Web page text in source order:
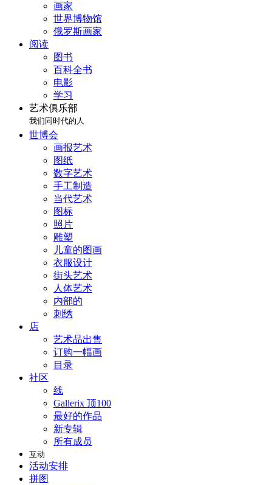
画家
世界博物馆
俄罗斯画家
阅读
图书
百科全书
电影
学习
艺术俱乐部
我们同时代的人
世博会
画报艺术
图纸
数字艺术
手工制造
当代艺术
图标
照片
雕塑
儿童的图画
衣服设计
街头艺术
人体艺术
内部的
刺绣
店
艺术品出售
订购一幅画
目录
社区
线
Gallerix 顶100
最好的作品
新专辑
所有成员
互动
活动安排
拼图